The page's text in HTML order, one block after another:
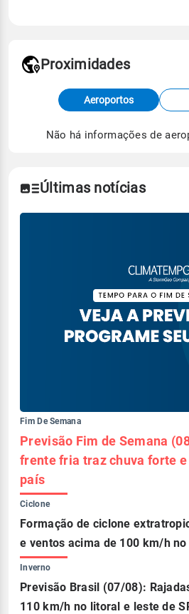
Fonte: dados combinados de
meteorológicas e satélite do
de Tempo e Estudos
Proximidades
Aeroportos
Não há informações de
Últimas notícias
Fim De Semana
Previsão Fim de Semana
frente fria traz chuva forte
país
Ciclone
Formação de ciclone
e ventos acima de 100 km/h no
Inverno
Previsão Brasil (07/08):
110 km/h no litoral e leste de